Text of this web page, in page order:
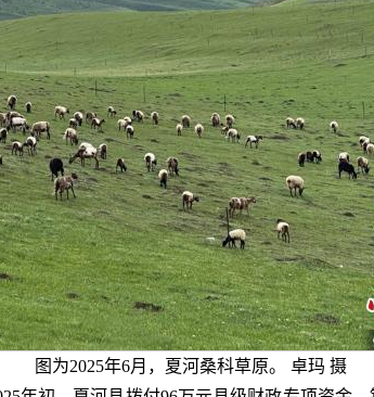
图为2025年6月，夏河桑科草原。 卓玛 摄